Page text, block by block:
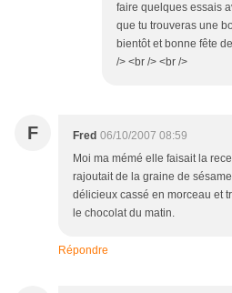
faire quelques essais
que tu trouveras une
bientôt et bonne fête
/> <br /> <br />
F Fred 06/10/2007 08:59
Moi ma mémé elle faisait la
rajoutait de la graine de
délicieux cassé en morceau et
le chocolat du matin.
Répondre